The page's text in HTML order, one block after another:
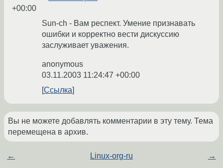
+00:00
Sun-ch - Вам респект. Умение признавать
ошибки и корректно вести дискуссию
заслуживает уважения.
anonymous
03.11.2003 11:24:47 +00:00
Ссылка
Вы не можете добавлять комментарии в эту тему. Тема
перемещена в архив.
← Linux-org-ru →